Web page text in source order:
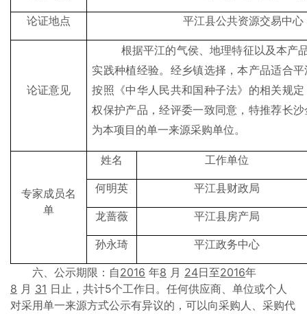
论证地点 平江县公共资源交易中心
论证意见
根据平江的气侯、地理特征以及本产
实践种植经验。经乡镇选择，本产品适合
按照《中华人民共和国种子法》的相关规
权保护产品，经评委一致同意，特推荐长
为本项目的单一来源采购单位。
专家成员名
单
姓名 工作单位
何明英 平江县财政局
龙蔷薇 平江县房产局
孙永琦 平江政务中心
六、公示期限：自2016 年8 月 24日至2016年
8 月 31 日止，共计5个工作日。任何供应商、单位或个人
对采用单一来源方式公示有异议的，可以向采购人、采购代